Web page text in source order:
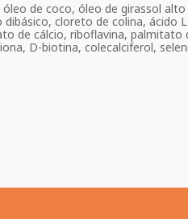
de coco, óleo de girassol
cloreto de colina,
de cálcio, riboflavina,
D-biotina, colecalciferol,